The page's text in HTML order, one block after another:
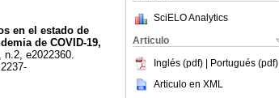
SciELO Analytics
Articulo
Inglés (pdf) | Portugués (pdf)
Articulo en XML
en el estado de
de COVID-19,
n.2, e2022360.